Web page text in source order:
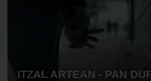
ITZAL ARTEAN - PAN